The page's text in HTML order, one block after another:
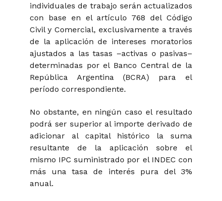
individuales de trabajo serán actualizados
con base en el artículo 768 del Código
Civil y Comercial, exclusivamente a través
de la aplicación de intereses moratorios
ajustados a las tasas –activas o pasivas–
determinadas por el Banco Central de la
República Argentina (BCRA) para el
período correspondiente.
No obstante, en ningún caso el resultado
podrá ser superior al importe derivado de
adicionar al capital histórico la suma
resultante de la aplicación sobre el
mismo IPC suministrado por el INDEC con
más una tasa de interés pura del 3%
anual.